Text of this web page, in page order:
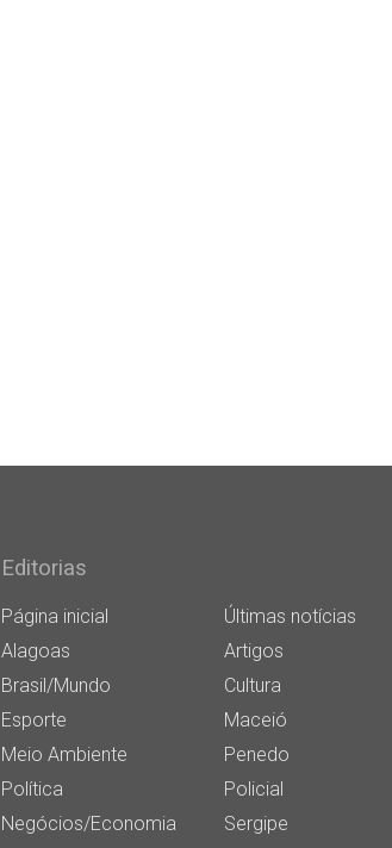
Editorias
Página inicial
Últimas notícias
Alagoas
Artigos
Brasil/Mundo
Cultura
Esporte
Maceió
Meio Ambiente
Penedo
Política
Policial
Negócios/Economia
Sergipe